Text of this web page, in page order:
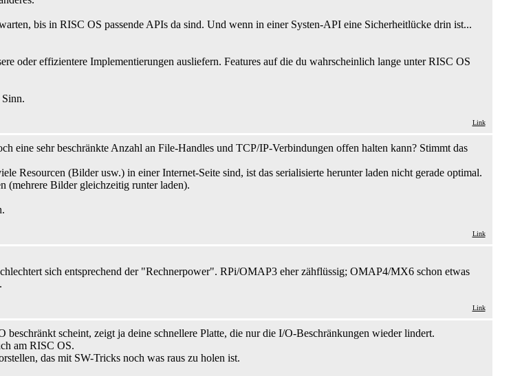
bis in RISC OS passende APIs da sind. Und wenn in einer Systen-API eine Sicherheitlücke drin ist...
oder effizientere Implementierungen ausliefern. Features auf die du wahrscheinlich lange unter RISC OS
Link
eine sehr beschränkte Anzahl an File-Handles und TCP/IP-Verbindungen offen halten kann? Stimmt das
Resourcen (Bilder usw.) in einer Internet-Seite sind, ist das serialisierte herunter laden nicht gerade optimal.
(mehrere Bilder gleichzeitig runter laden).
Link
sich entsprechend der "Rechnerpower". RPi/OMAP3 eher zähflüssig; OMAP4/MX6 schon etwas
Link
scheint, zeigt ja deine schnellere Platte, die nur die I/O-Beschränkungen wieder lindert.
am RISC OS.
das mit SW-Tricks noch was raus zu holen ist.